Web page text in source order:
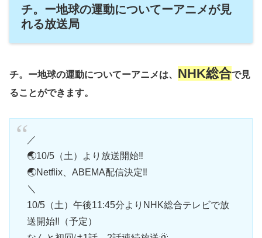
チ。ー地球の運動についてーアニメが見
れる放送局
チ。ー地球の運動についてーアニメは、 NHK総合で見
ることができます。
／
🌏10/5（土）より放送開始‼
🌏Netflix、ABEMA配信決定‼
＼
10/5（土）午後11:45分よりNHK総合テレビで放
送開始‼（予定）